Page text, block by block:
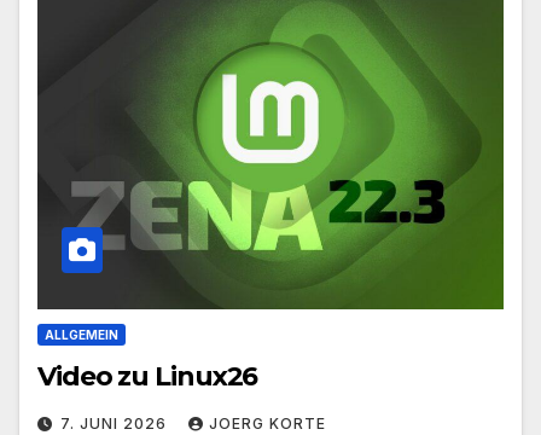
ALLGEMEIN
Video zu Linux26
7. JUNI 2026 JOERG KORTE